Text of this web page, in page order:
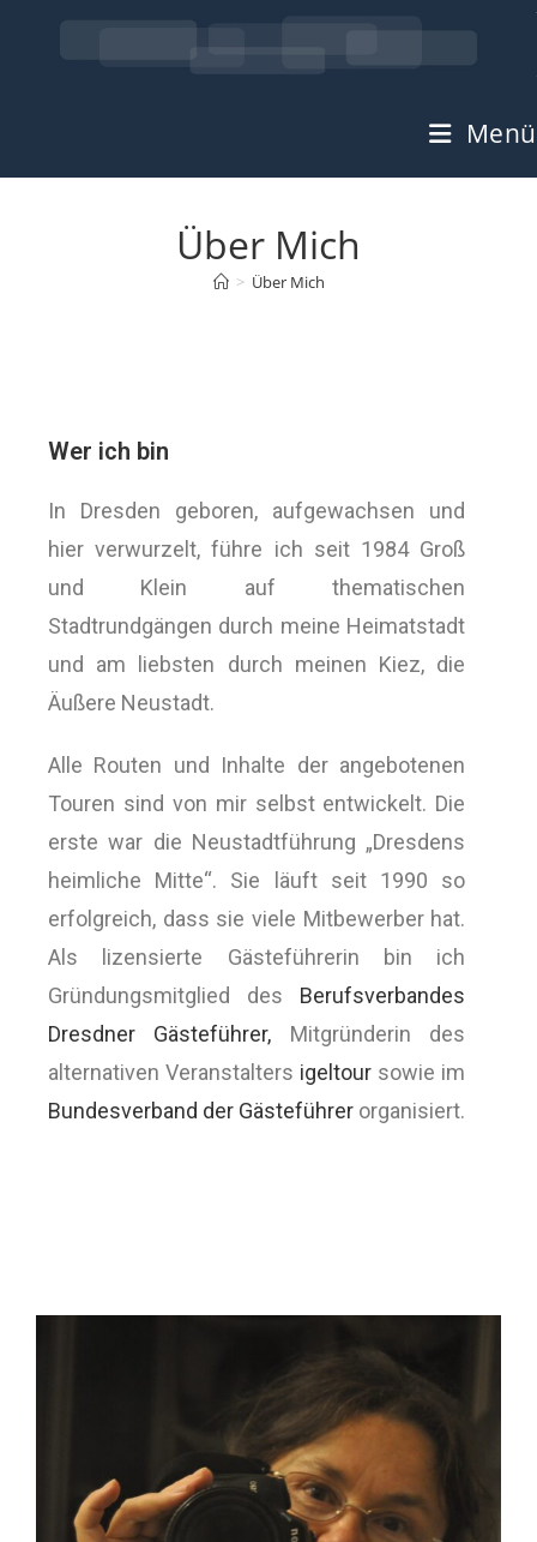
Menü
Über Mich
> Über Mich
Wer ich bin
In Dresden geboren, aufgewachsen und
hier verwurzelt, führe ich seit 1984 Groß
und Klein auf thematischen
Stadtrundgängen durch meine Heimatstadt
und am liebsten durch meinen Kiez, die
Äußere Neustadt.
Alle Routen und Inhalte der angebotenen
Touren sind von mir selbst entwickelt. Die
erste war die Neustadtführung „Dresdens
heimliche Mitte“. Sie läuft seit 1990 so
erfolgreich, dass sie viele Mitbewerber hat.
Als lizensierte Gästeführerin bin ich
Gründungsmitglied des Berufsverbandes
Dresdner Gästeführer, Mitgründerin des
alternativen Veranstalters igeltour sowie im
Bundesverband der Gästeführer organisiert.